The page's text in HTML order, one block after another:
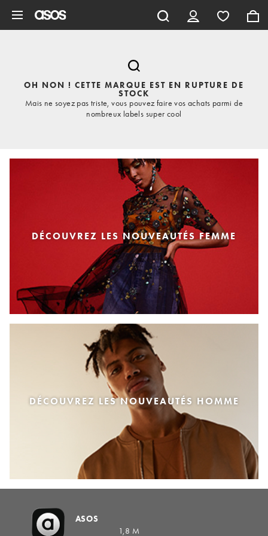
OH NON ! CETTE MARQUE EST EN RUPTURE DE
STOCK
Mais ne soyez pas triste, vous pouvez faire vos achats parmi de
nombreux labels super cool
DÉCOUVREZ LES NOUVEAUTÉS FEMME
DÉCOUVREZ LES NOUVEAUTÉS HOMME
ASOS
1,8 M